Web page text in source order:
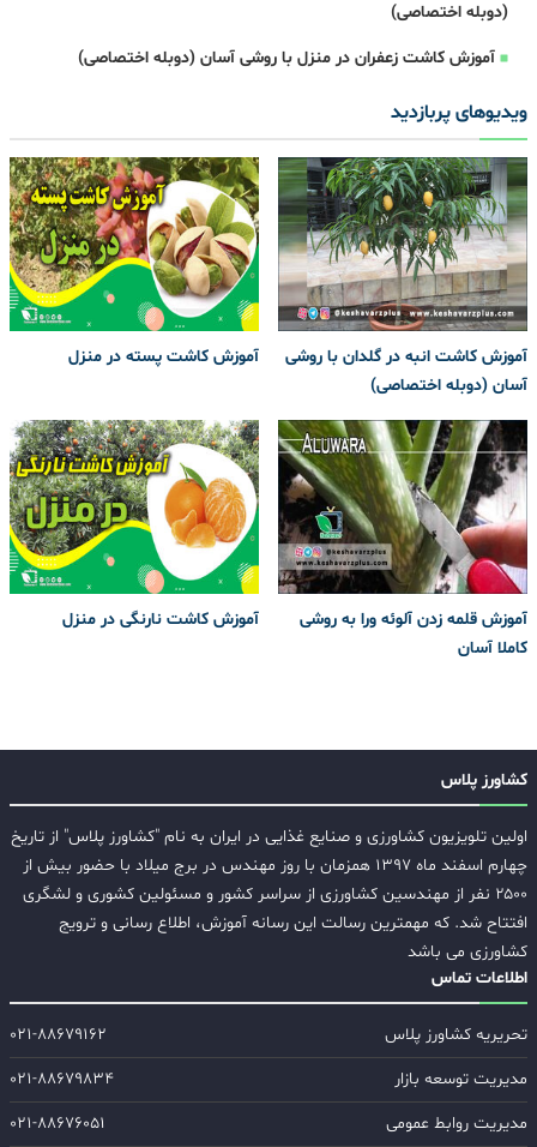
(دوبله اختصاصی)
آموزش کاشت زعفران در منزل با روشی آسان (دوبله اختصاصی)
ویدیوهای پربازدید
آموزش کاشت انبه در گلدان با روشی
آسان (دوبله اختصاصی)
آموزش کاشت پسته در منزل
آموزش قلمه زدن آلوئه ورا به روشی
کاملا آسان
آموزش کاشت نارنگی در منزل
کشاورز پلاس
اولین تلویزیون کشاورزی و صنایع غذایی در ایران به نام "کشاورز پلاس" از تاریخ
چهارم اسفند ماه ۱۳۹۷ همزمان با روز مهندس در برج میلاد با حضور بیش از
۲۵۰۰ نفر از مهندسین کشاورزی از سراسر کشور و مسئولین کشوری و لشگری
افتتاح شد. که مهمترین رسالت این رسانه آموزش، اطلاع رسانی و ترویج
کشاورزی می باشد
اطلاعات تماس
تحریریه کشاورز پلاس
۰۲۱-۸۸۶۷۹۱۶۲
مدیریت توسعه بازار
۰۲۱-۸۸۶۷۹۸۳۴
مدیریت روابط عمومی
۰۲۱-۸۸۶۷۶۰۵۱